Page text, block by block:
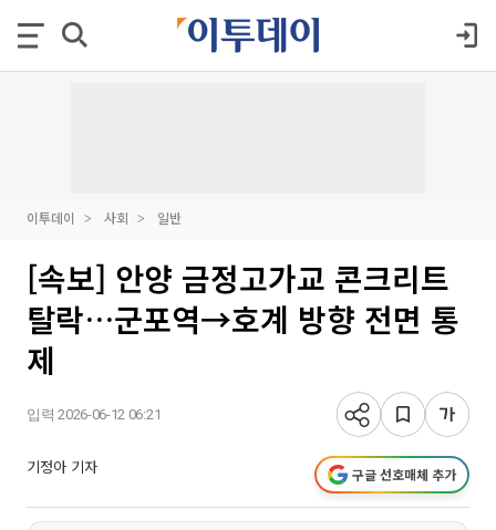
이투데이 사회 일반
[속보] 안양 금정고가교 콘크리트
탈락…군포역→호계 방향 전면 통
제
입력 2026-06-12 06:21
기정아 기자 구글 선호매체 추가